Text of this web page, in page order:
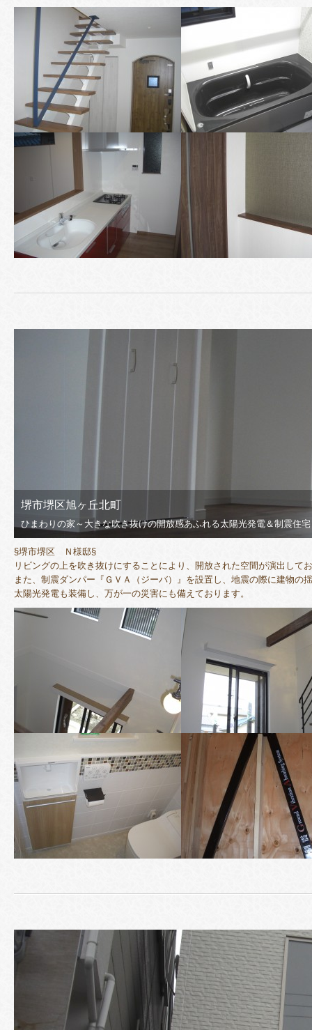
堺市堺区旭ヶ丘北町
ひまわりの家～大きな吹き抜けの開放感あふれる太陽光発電＆制震住
§堺市堺区 Ｎ様邸§
リビングの上を吹き抜けにすることにより、開放された空間が演出して
また、制震ダンパー『ＧＶＡ（ジーバ）』を設置し、地震の際に建物の
太陽光発電も装備し、万が一の災害にも備えております。